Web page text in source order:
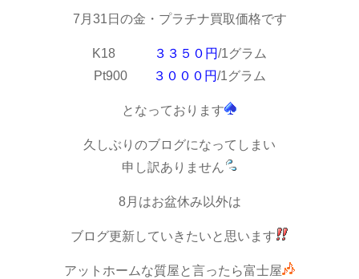
7月31日の金・プラチナ買取価格です
K18 ３３５０円/1グラム
Pt900
３０００円/1グラム
となっております
久しぶりのブログになってしまい
申し訳ありません
8月はお盆休み以外は
ブログ更新していきたいと思います
アットホームな質屋と言ったら富士屋